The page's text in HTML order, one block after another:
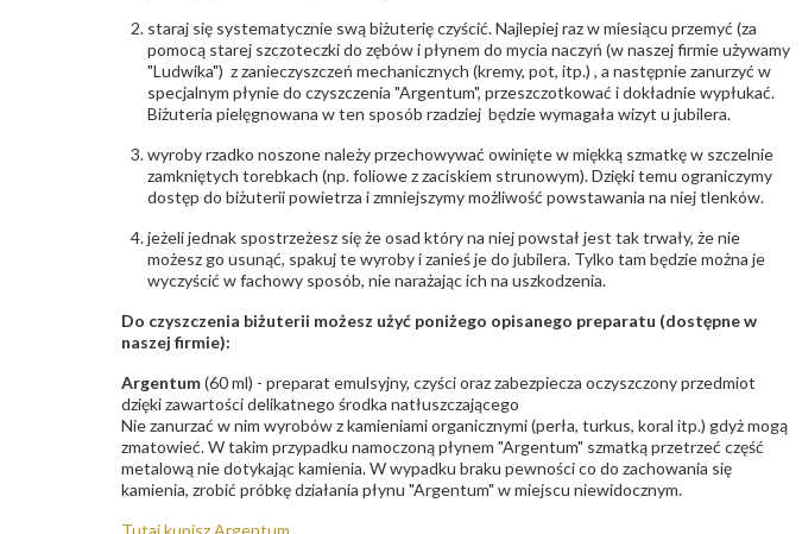
staraj się systematycznie swą biżuterię czyścić. Najlepiej raz w miesiącu przemyć (za
pomocą starej szczoteczki do zębów i płynem do mycia naczyń (w naszej firmie używamy
"Ludwika") z zanieczyszczeń mechanicznych (kremy, pot, itp.) , a następnie zanurzyć w
specjalnym płynie do czyszczenia "Argentum", przeszczotkować i dokładnie wypłukać.
Biżuteria pielęgnowana w ten sposób rzadziej będzie wymagała wizyt u jubilera.
wyroby rzadko noszone należy przechowywać owinięte w miękką szmatkę w szczelnie
zamkniętych torebkach (np. foliowe z zaciskiem strunowym). Dzięki temu ograniczymy
dostęp do biżuterii powietrza i zmniejszymy możliwość powstawania na niej tlenków.
jeżeli jednak spostrzeżesz się że osad który na niej powstał jest tak trwały, że nie
możesz go usunąć, spakuj te wyroby i zanieś je do jubilera. Tylko tam będzie można je
wyczyścić w fachowy sposób, nie narażając ich na uszkodzenia.
Do czyszczenia biżuterii możesz użyć poniżego opisanego preparatu (dostępne w
naszej firmie):
Argentum(60 ml) - preparat emulsyjny, czyści oraz zabezpiecza oczyszczony przedmiot
dzięki zawartości delikatnego środka natłuszczającego
Nie zanurzać w nim wyrobów z kamieniami organicznymi (perła, turkus, koral itp.) gdyż mogą
zmatowieć. W takim przypadku namoczoną płynem "Argentum" szmatką przetrzeć część
metalową nie dotykając kamienia. W wypadku braku pewności co do zachowania się
kamienia, zrobić próbkę działania płynu "Argentum" w miejscu niewidocznym.
Tutaj kupisz Argentum